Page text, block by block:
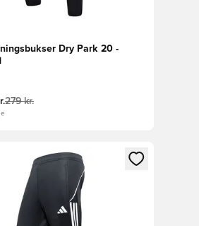
Dry Park 20 -
279 kr.
Modal til at logge ind eller tilmelde dig